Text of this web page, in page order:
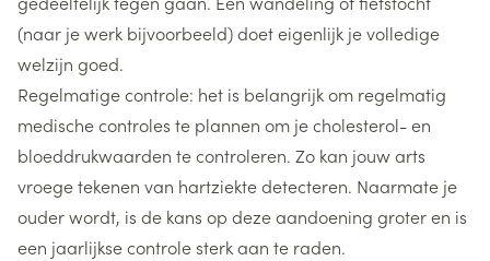
(naar je werk bijvoorbeeld) doet eigenlijk je volledige
welzijn goed.
Regelmatige controle: het is belangrijk om regelmatig
medische controles te plannen om je cholesterol- en
bloeddrukwaarden te controleren. Zo kan jouw arts
vroege tekenen van hartziekte detecteren. Naarmate je
ouder wordt, is de kans op deze aandoening groter en is
een jaarlijkse controle sterk aan te raden.